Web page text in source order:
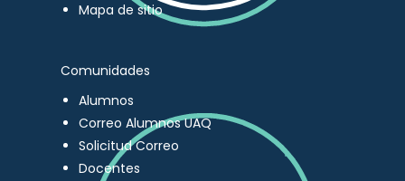
Mapa de sitio
Comunidades
Alumnos
Correo Alumnos UAQ
Solicitud Correo
Docentes